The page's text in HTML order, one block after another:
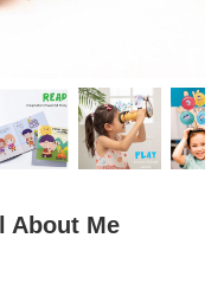
About Me